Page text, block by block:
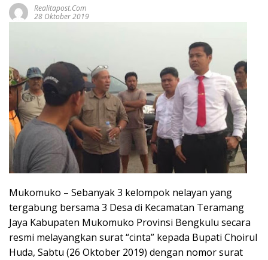
Realitapost.com
28 Oktober 2019
Mukomuko – Sebanyak 3 kelompok nelayan yang
tergabung bersama 3 Desa di Kecamatan Teramang
Jaya Kabupaten Mukomuko Provinsi Bengkulu secara
resmi melayangkan surat “cinta” kepada Bupati Choirul
Huda, Sabtu (26 Oktober 2019) dengan nomor surat